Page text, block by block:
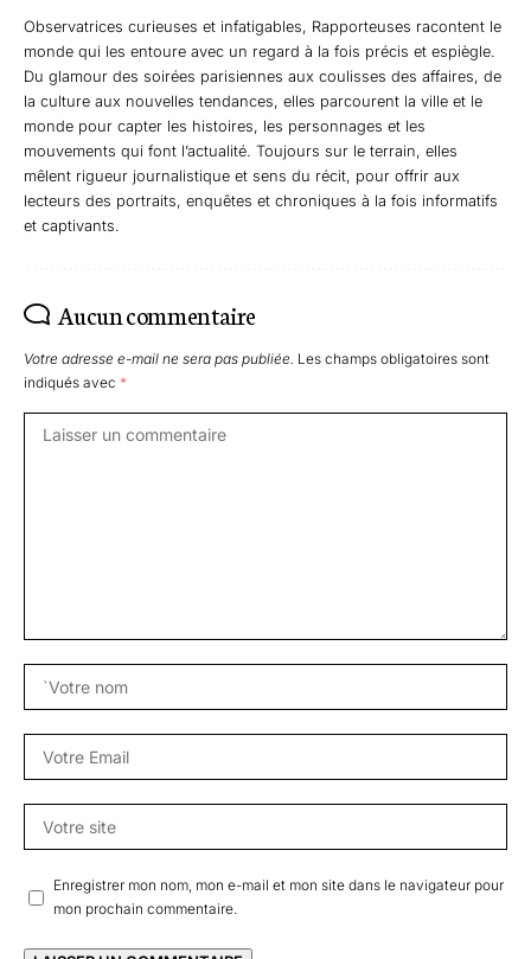
Observatrices curieuses et infatigables, Rapporteuses racontent le
monde qui les entoure avec un regard à la fois précis et espiègle.
Du glamour des soirées parisiennes aux coulisses des affaires, de
la culture aux nouvelles tendances, elles parcourent la ville et le
monde pour capter les histoires, les personnages et les
mouvements qui font l’actualité. Toujours sur le terrain, elles
mêlent rigueur journalistique et sens du récit, pour offrir aux
lecteurs des portraits, enquêtes et chroniques à la fois informatifs
et captivants.
Aucun commentaire
Votre adresse e-mail ne sera pas publiée. Les champs obligatoires sont
indiqués avec *
Enregistrer mon nom, mon e-mail et mon site dans le navigateur pour
mon prochain commentaire.